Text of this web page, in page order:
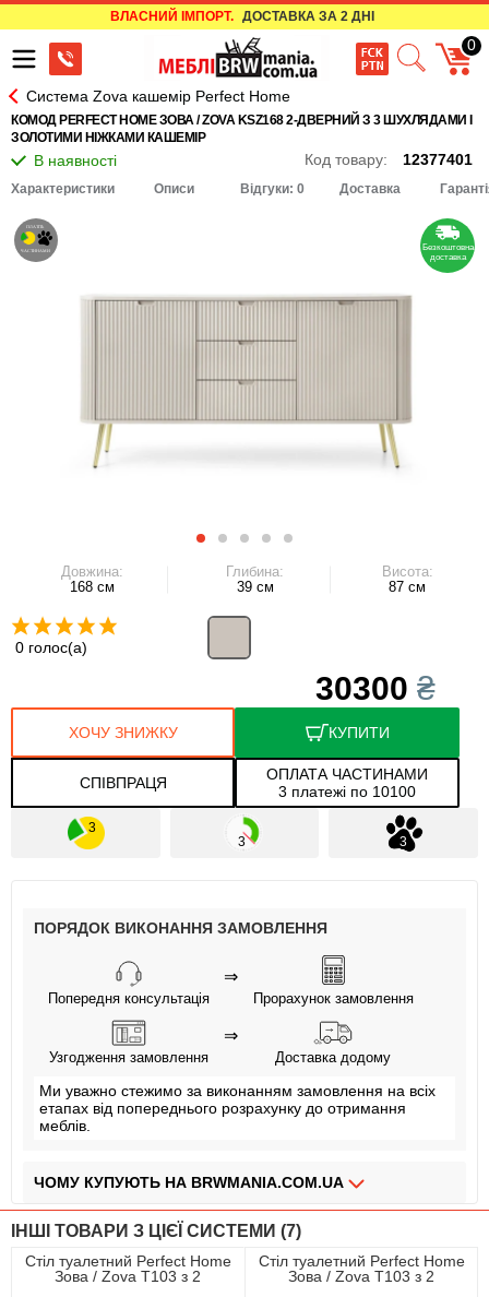
ВЛАСНИЙ ІМПОРТ. ДОСТАВКА ЗА 2 ДНІ
0
Система Zova кашемір Perfect Home
КОМОД PERFECT HOME ЗОВА / ZOVA KSZ168 2-ДВЕРНИЙ З 3 ШУХЛЯДАМИ І
ЗОЛОТИМИ НІЖКАМИ КАШЕМІР
Код товару: 12377401
Характеристики Описи Відгуки: 0 Доставка
Довжина:
168 см
Глибина:
39 см
Висота:
87 см
0 голос(а)
30300 ₴
КУПИТИ
СПІВПРАЦЯ
ХОЧУ ЗНИЖКУ
ОПЛАТА ЧАСТИНАМИ
3 платежі по 10100
ПОРЯДОК ВИКОНАННЯ ЗАМОВЛЕННЯ
Попередня консультація
⇒
Прорахунок замовлення
Узгодження замовлення
⇒
Доставка додому
Ми уважно стежимо за виконанням замовлення на всіх
етапах від попереднього розрахунку до отримання
меблів.
ЧОМУ КУПУЮТЬ НА BRWMANIA.COM.UA
МЕБЛІ НА БУДЬ ЯКИЙ СМАК
ДОСТАВКА ЗА 2 ДНІ
ІНШІ ТОВАРИ З ЦІЄЇ СИСТЕМИ (7)
Стіл туалетний Perfect Home
Зова / Zova T103 з 2
Стіл туалетний Perfect Home
Зова / Zova T103 з 2